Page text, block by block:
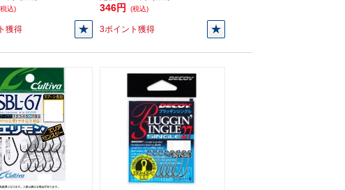
込)
獲得
346円 (税込)
3ポイント獲得